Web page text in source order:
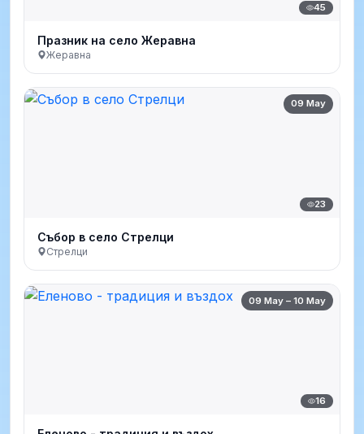
45
Празник на село Жеравна
Жеравна
09 May
23
Събор в село Стрелци
Стрелци
09 May – 10 May
16